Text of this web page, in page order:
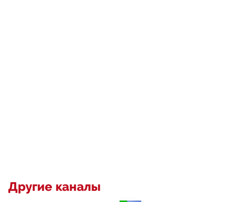
Другие каналы